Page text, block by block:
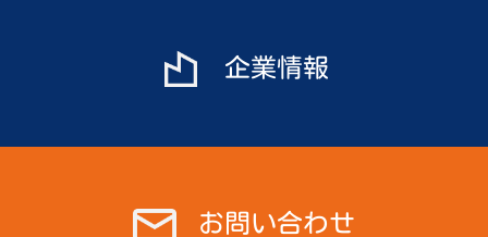
企業情報
お問い合わせ